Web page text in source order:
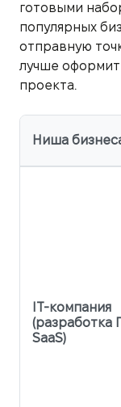
готовыми
популярных
отправную
лучше
проекта.
Ниша
IT-компания
(разработка
SaaS)